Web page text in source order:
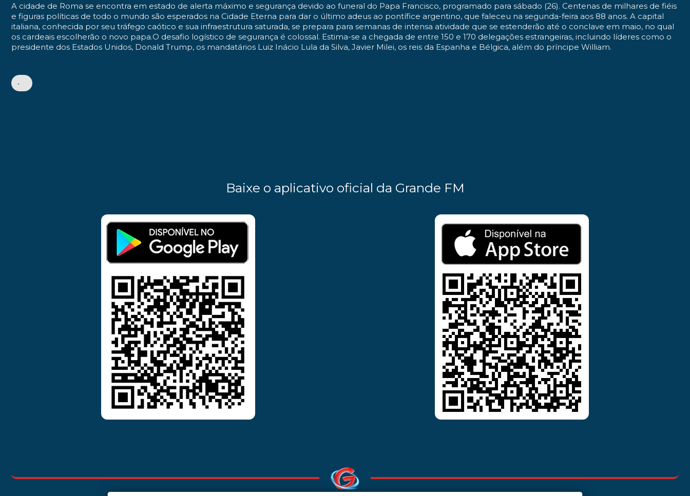
A cidade de Roma se encontra em estado de alerta máximo e segurança devido ao funeral do Papa Francisco, programado para sábado (26). Centenas de milhares de fiéis
e figuras políticas de todo o mundo são esperados na Cidade Eterna para dar o último adeus ao pontífice argentino, que faleceu na segunda-feira aos 88 anos. A capital
italiana, conhecida por seu tráfego caótico e sua infraestrutura saturada, se prepara para semanas de intensa atividade que se estenderão até o conclave em maio, no qual
os cardeais escolherão o novo papa.O desafio logístico de segurança é colossal. Estima-se a chegada de entre 150 e 170 delegações estrangeiras, incluindo líderes como o
presidente dos Estados Unidos, Donald Trump, os mandatários Luiz Inácio Lula da Silva, Javier Milei, os reis da Espanha e Bélgica, além do príncipe William.
•
Baixe o aplicativo oficial da Grande FM